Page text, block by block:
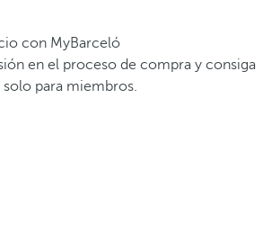
con MyBarceló
en el proceso de compra y consiga
para miembros.